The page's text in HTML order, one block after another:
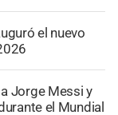
el nuevo
Jorge Messi y
el Mundial